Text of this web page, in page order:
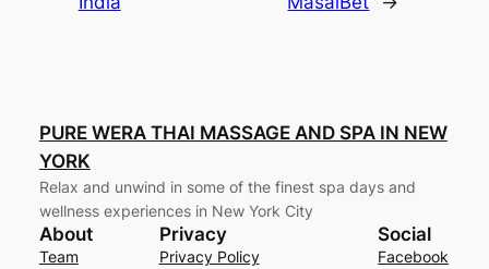
PURE WERA THAI MASSAGE AND SPA IN NEW
YORK
Relax and unwind in some of the finest spa days and
wellness experiences in New York City
About
Team
Privacy
Privacy Policy
Social
Facebook